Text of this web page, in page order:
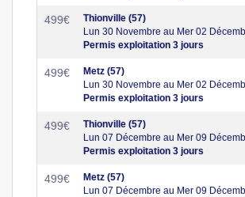
499€
Thionville (57)
Lun 30 Novembre au Mer 02
Permis exploitation 3 jours
499€
Metz (57)
Lun 30 Novembre au Mer 02
Permis exploitation 3 jours
499€
Thionville (57)
Lun 07 Décembre au Mer 09
Permis exploitation 3 jours
499€
Metz (57)
Lun 07 Décembre au Mer 09